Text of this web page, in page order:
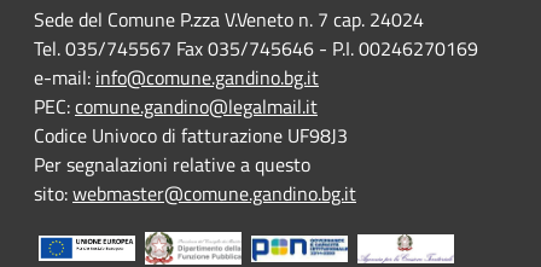
Sede del Comune P.zza V.Veneto n. 7 cap. 24024
Tel. 035/745567 Fax 035/745646 - P.I. 00246270169
e-mail: info@comune.gandino.bg.it
PEC:comune.gandino@legalmail.it
Codice Univoco di fatturazione UF98J3
Per segnalazioni relative a questo
sito:webmaster@comune.gandino.bg.it